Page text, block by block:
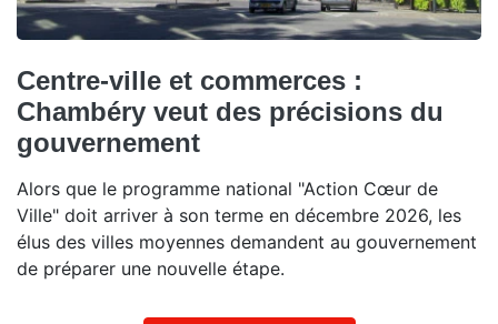
Centre-ville et commerces :
Chambéry veut des précisions du
gouvernement
Alors que le programme national "Action Cœur de
Ville" doit arriver à son terme en décembre 2026, les
élus des villes moyennes demandent au gouvernement
de préparer une nouvelle étape.